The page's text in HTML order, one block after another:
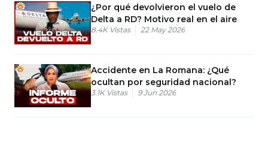
¿Por qué devolvieron el vuelo de
Delta a RD? Motivo real en el aire
8.4K Vistas 22 May 2026
Accidente en La Romana: ¿Qué
ocultan por seguridad nacional?
3.1K Vistas 9 Jun 2026